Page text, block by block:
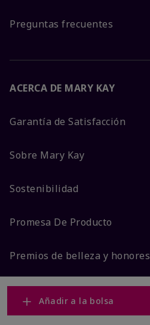
Añadir a la bolsa
Preguntas frecuentes
ACERCA DE MARY KAY
Garantía de Satisfacción
Sobre Mary Kay
Sostenibilidad
Promesa De Producto
Premios de belleza y honores
MÁS DE MARY KAY